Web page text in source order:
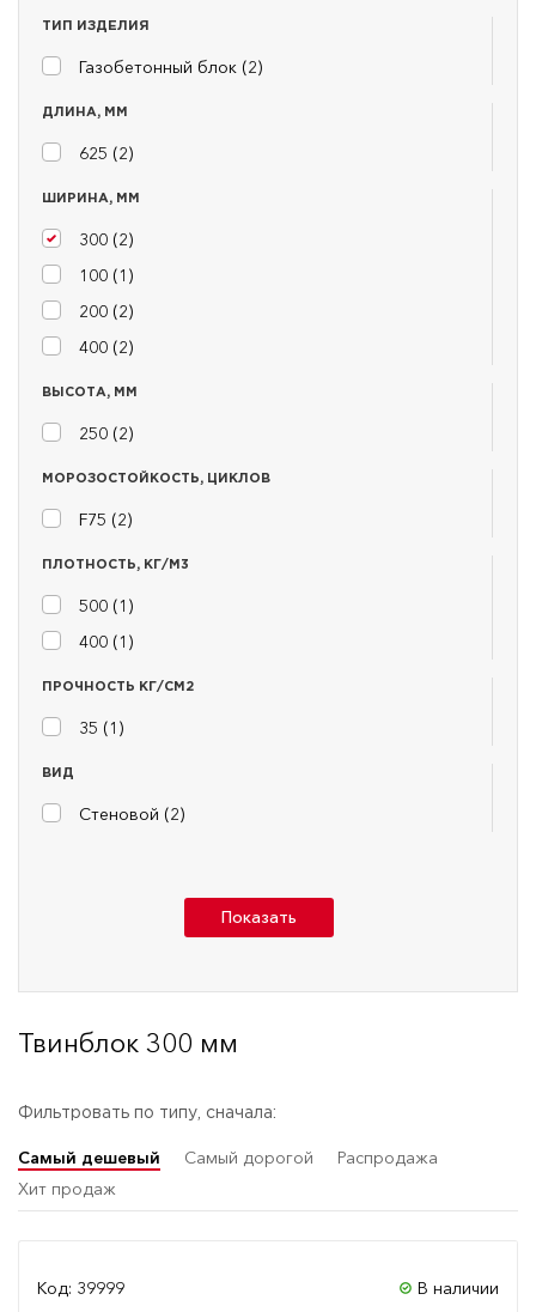
ТИП ИЗДЕЛИЯ
Газобетонный блок (2)
ДЛИНА, ММ
625 (2)
ШИРИНА, ММ
300 (2)
100 (1 )
200 (2)
400 (2)
ВЫСОТА, ММ
250 (2)
МОРОЗОСТОЙКОСТЬ, ЦИКЛОВ
F75 (2)
ПЛОТНОСТЬ, КГ/М3
500 (1 )
400 (1 )
ПРОЧНОСТЬ КГ/СМ2
35 (1 )
ВИД
Стеновой (2)
Показать
Твинблок 300 мм
Фильтровать по типу, сначала:
Самый дешевый Самый дорогой
Распродажа
Хит продаж
Код: 39999 В наличии